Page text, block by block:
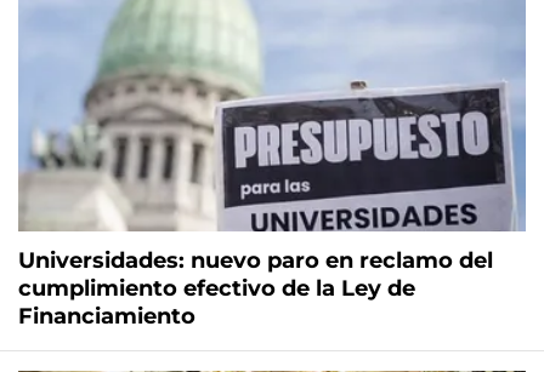
Universidades: nuevo paro en reclamo del
cumplimiento efectivo de la Ley de
Financiamiento